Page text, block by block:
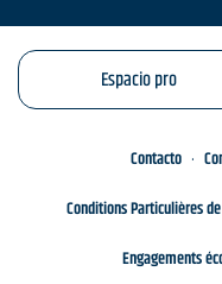
Espacio pro
Contacto
Conditions Particulières
Engagements